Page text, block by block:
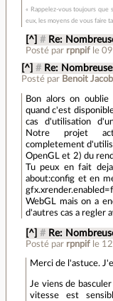
« Rappelez-vous toujours que
eux, les moyens de vous faire
[^] # Re:
Posté par rpnpif le
[^] # Re:
Posté par Benoit Jacob
Bon alors on
quand c'est
cas d'utilisation
Notre projet
completement
OpenGL et 2) du
Tu peux en fait
about:config et en
WebGL mais on a
d'autres cas a regler
[^] # Re:
Posté par rpnpif le
Merci de l'astuce.
Je viens de
vitesse est